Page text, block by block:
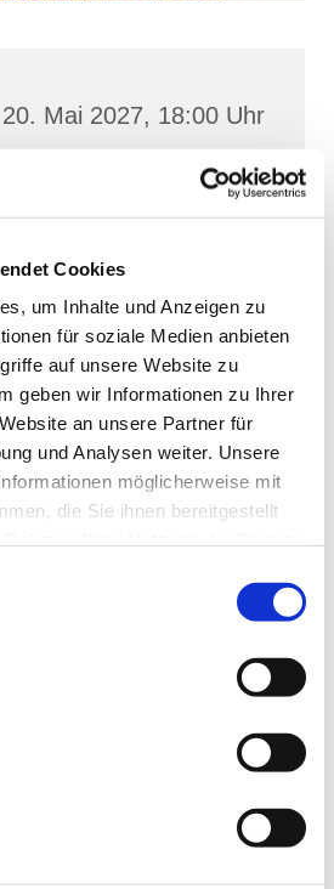
Cookies
um Inhalte und Anzeigen zu
für soziale Medien anbieten
auf unsere Website zu
geben wir Informationen zu Ihrer
an unsere Partner für
und Analysen weiter. Unsere
möglicherweise mit
die Sie ihnen bereitgestellt
Mai 2027, 18:00 Uhr
18439 Stralsund